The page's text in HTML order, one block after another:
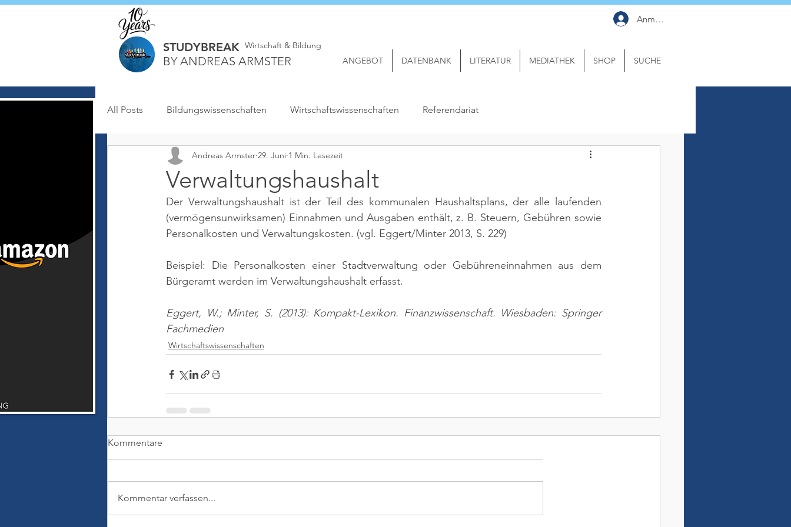
STUDYBREAK
BY ANDREAS ARMSTER
Wirtschaft & Bildung
Anmelden
ANGEBOT DATENBANK LITERATUR MEDIATHEK SHOP SUCHE
All Posts Bildungswissenschaften Wirtschaftswissenschaften Referendariat
Verwaltungshaushalt
Andreas Armster 29. Juni 1 Min. Lesezeit
Der Verwaltungshaushalt ist der Teil des kommunalen Haushaltsplans, der alle laufenden
(vermögensunwirksamen) Einnahmen und Ausgaben enthält, z. B. Steuern, Gebühren sowie
Personalkosten und Verwaltungskosten. (vgl. Eggert/Minter 2013, S. 229)
Beispiel: Die Personalkosten einer Stadtverwaltung oder Gebühreneinnahmen aus dem
Bürgeramt werden im Verwaltungshaushalt erfasst.
Eggert, W.; Minter, S. (2013): Kompakt-Lexikon. Finanzwissenschaft. Wiesbaden: Springer
Fachmedien
Wirtschaftswissenschaften
Kommentare
Kommentar verfassen...